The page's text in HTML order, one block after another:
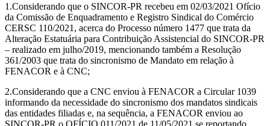
1.Considerando que o SINCOR-PR recebeu em 02/03/2021 Ofício
da Comissão de Enquadramento e Registro Sindical do Comércio
CERSC 110/2021, acerca do Processo número 1477 que trata da
Alteração Estatuária para Contribuição Assistencial do SINCOR-PR
– realizado em julho/2019, mencionando também a Resolução
361/2003 que trata do sincronismo de Mandato em relação à
FENACOR e à CNC;
2.Considerando que a CNC enviou à FENACOR a Circular 1039
informando da necessidade do sincronismo dos mandatos sindicais
das entidades filiadas e, na sequência, a FENACOR enviou ao
SINCOR-PR o OFÍCIO 011/2021 de 11/05/2021 se reportando